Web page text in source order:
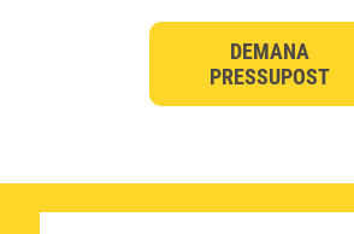
DEMANA
PRESSUPOST